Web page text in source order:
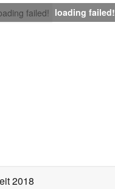
failed! loading failed!
2018